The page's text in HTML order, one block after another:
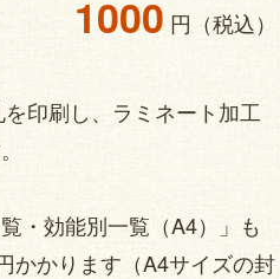
1000 円（税込）
印刷し、ラミネート加工
・効能別一覧（A4）」も
かかります（A4サイズの封